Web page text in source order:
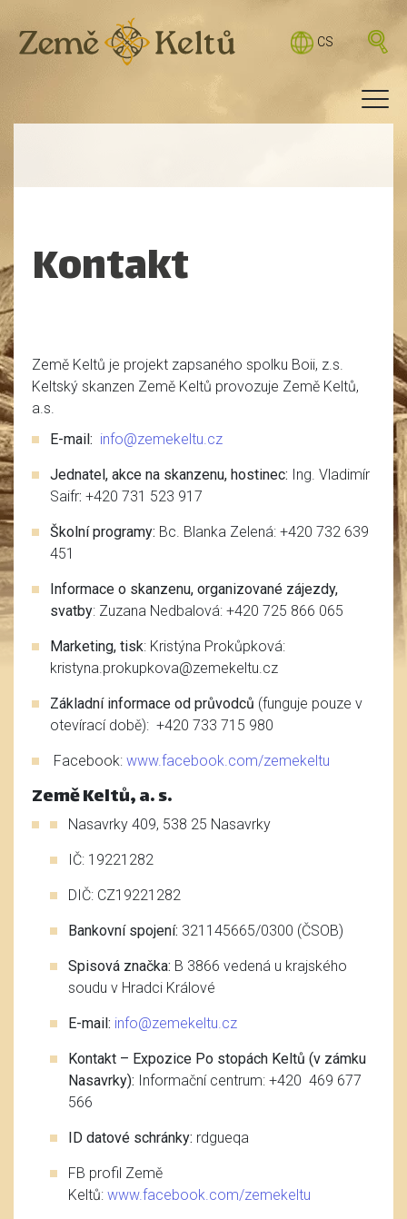
CS
Kontakt
Země Keltů je projekt zapsaného spolku Boii, z.s.
Keltský skanzen Země Keltů provozuje Země Keltů,
a.s.
E-mail: info@zemekeltu.cz
Jednatel, akce na skanzenu, hostinec: Ing. Vladimír
Saifr: +420 731 523 917
Školní programy: Bc. Blanka Zelená: +420 732 639
451
Informace o skanzenu, organizované zájezdy,
svatby: Zuzana Nedbalová: +420 725 866 065
Marketing, tisk: Kristýna Prokůpková:
kristyna.prokupkova@zemekeltu.cz
Základní informace od průvodců (funguje pouze v
otevírací době): +420 733 715 980
Facebook: www.facebook.com/zemekeltu
Země Keltů, a. s.
Nasavrky 409, 538 25 Nasavrky
IČ: 19221282
DIČ: CZ19221282
Bankovní spojení: 321145665/0300 (ČSOB)
Spisová značka: B 3866 vedená u krajského
soudu v Hradci Králové
E-mail: info@zemekeltu.cz
Kontakt – Expozice Po stopách Keltů (v zámku
Nasavrky): Informační centrum: +420 469 677
566
ID datové schránky: rdgueqa
FB profil Země
Keltů: www.facebook.com/zemekeltu